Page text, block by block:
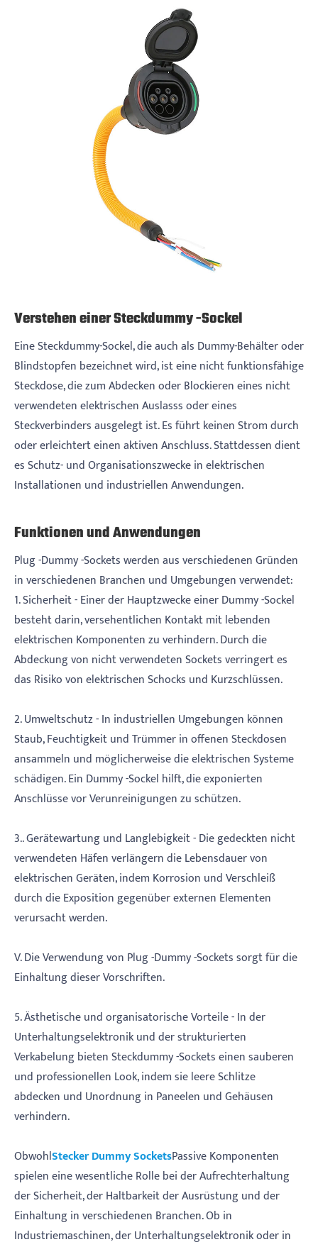
Verstehen einer Steckdummy -Sockel
Eine Steckdummy-Sockel, die auch als Dummy-Behälter oder
Blindstopfen bezeichnet wird, ist eine nicht funktionsfähige
Steckdose, die zum Abdecken oder Blockieren eines nicht
verwendeten elektrischen Auslasss oder eines
Steckverbinders ausgelegt ist. Es führt keinen Strom durch
oder erleichtert einen aktiven Anschluss. Stattdessen dient
es Schutz- und Organisationszwecke in elektrischen
Installationen und industriellen Anwendungen.
Funktionen und Anwendungen
Plug -Dummy -Sockets werden aus verschiedenen Gründen
in verschiedenen Branchen und Umgebungen verwendet:
1. Sicherheit - Einer der Hauptzwecke einer Dummy -Sockel
besteht darin, versehentlichen Kontakt mit lebenden
elektrischen Komponenten zu verhindern. Durch die
Abdeckung von nicht verwendeten Sockets verringert es
das Risiko von elektrischen Schocks und Kurzschlüssen.
2. Umweltschutz - In industriellen Umgebungen können
Staub, Feuchtigkeit und Trümmer in offenen Steckdosen
ansammeln und möglicherweise die elektrischen Systeme
schädigen. Ein Dummy -Sockel hilft, die exponierten
Anschlüsse vor Verunreinigungen zu schützen.
3.. Gerätewartung und Langlebigkeit - Die gedeckten nicht
verwendeten Häfen verlängern die Lebensdauer von
elektrischen Geräten, indem Korrosion und Verschleiß
durch die Exposition gegenüber externen Elementen
verursacht werden.
V. Die Verwendung von Plug -Dummy -Sockets sorgt für die
Einhaltung dieser Vorschriften.
5. Ästhetische und organisatorische Vorteile - In der
Unterhaltungselektronik und der strukturierten
Verkabelung bieten Steckdummy -Sockets einen sauberen
und professionellen Look, indem sie leere Schlitze
abdecken und Unordnung in Paneelen und Gehäusen
verhindern.
ObwohlStecker Dummy SocketsPassive Komponenten
spielen eine wesentliche Rolle bei der Aufrechterhaltung
der Sicherheit, der Haltbarkeit der Ausrüstung und der
Einhaltung in verschiedenen Branchen. Ob in
Industriemaschinen, der Unterhaltungselektronik oder in